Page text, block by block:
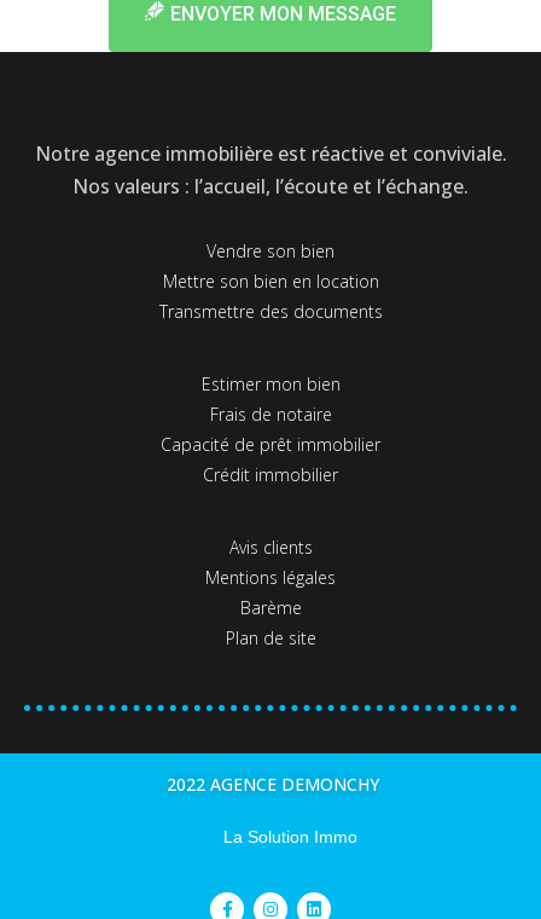
ENVOYER MON MESSAGE
Notre agence immobilière est réactive et conviviale.
Nos valeurs : l’accueil, l’écoute et l’échange.
Vendre son bien
Mettre son bien en location
Transmettre des documents
Estimer mon bien
Frais de notaire
Capacité de prêt immobilier
Crédit immobilier
Avis clients
Mentions légales
Barème
Plan de site
2022 AGENCE DEMONCHY
La Solution Immo